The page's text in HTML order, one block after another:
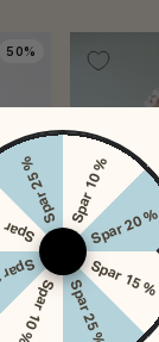
50%
Spar 10 %
Spar 20 %
Spar 15 %
Spar 25 %
Spar 10 %
%
%
Spar 25 %